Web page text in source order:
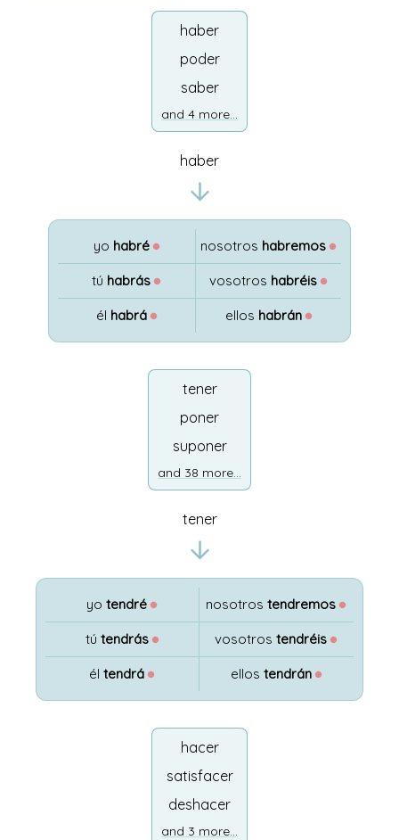
haber
poder
saber
and 4 more...
haber
yo habré ●
tú habrás ●
él habrá ●
nosotros habremos ●
vosotros habréis ●
ellos habrán ●
tener
poner
suponer
and 38 more...
tener
yotendré ●
tú tendrás ●
éltendrá ●
nosotrostendremos ●
vosotrostendréis ●
ellos tendrán ●
hacer
satisfacer
deshacer
and 3 more...